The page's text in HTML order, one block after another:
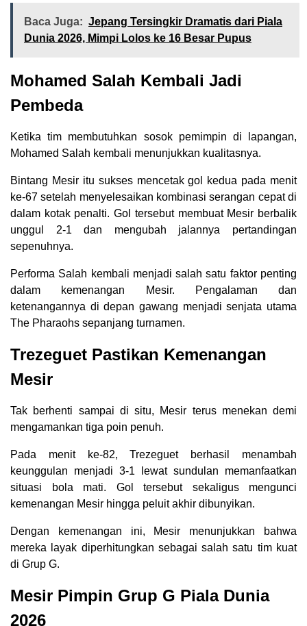
Baca Juga: Jepang Tersingkir Dramatis dari Piala
Dunia 2026, Mimpi Lolos ke 16 Besar Pupus
Mohamed Salah Kembali Jadi
Pembeda
Ketika tim membutuhkan sosok pemimpin di lapangan,
Mohamed Salah kembali menunjukkan kualitasnya.
Bintang Mesir itu sukses mencetak gol kedua pada menit
ke-67 setelah menyelesaikan kombinasi serangan cepat di
dalam kotak penalti. Gol tersebut membuat Mesir berbalik
unggul 2-1 dan mengubah jalannya pertandingan
sepenuhnya.
Performa Salah kembali menjadi salah satu faktor penting
dalam kemenangan Mesir. Pengalaman dan
ketenangannya di depan gawang menjadi senjata utama
The Pharaohs sepanjang turnamen.
Trezeguet Pastikan Kemenangan
Mesir
Tak berhenti sampai di situ, Mesir terus menekan demi
mengamankan tiga poin penuh.
Pada menit ke-82, Trezeguet berhasil menambah
keunggulan menjadi 3-1 lewat sundulan memanfaatkan
situasi bola mati. Gol tersebut sekaligus mengunci
kemenangan Mesir hingga peluit akhir dibunyikan.
Dengan kemenangan ini, Mesir menunjukkan bahwa
mereka layak diperhitungkan sebagai salah satu tim kuat
di Grup G.
Mesir Pimpin Grup G Piala Dunia
2026